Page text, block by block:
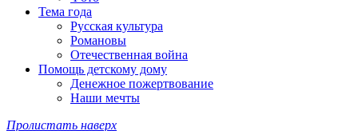
Тема года
Русская культура
Романовы
Отечественная война
Помощь детскому дому
Денежное пожертвование
Наши мечты
Пролистать наверх